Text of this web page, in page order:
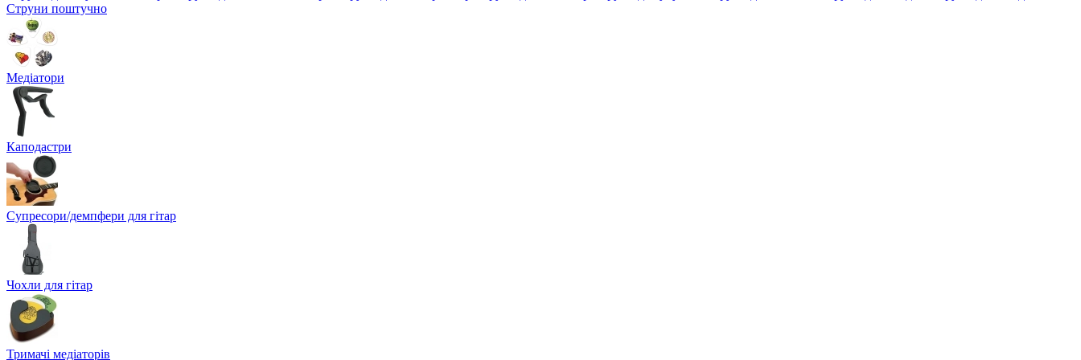
Струни поштучно
Медіатори
Каподастри
Супресори/демпфери для гітар
Чохли для гітар
Тримачі медіаторів